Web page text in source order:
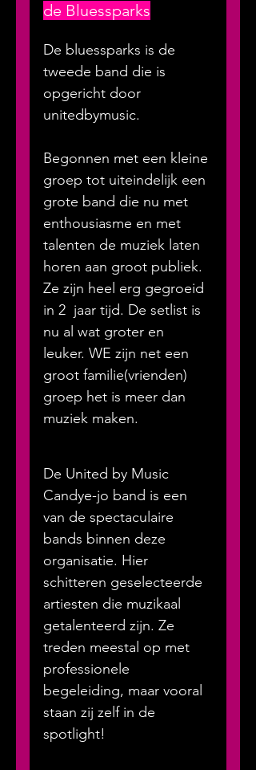
de Bluessparks
De bluessparks is de
tweede band die is
opgericht door
unitedbymusic.
Begonnen met een kleine
groep tot uiteindelijk een
grote band die nu met
enthousiasme en met
talenten de muziek laten
horen aan groot publiek.
Ze zijn heel erg gegroeid
in 2  jaar tijd. De setlist is
nu al wat groter en
leuker. WE zijn net een
groot familie(vrienden)
groep het is meer dan
muziek maken.
De United by Music
Candye-jo band is een
van de spectaculaire
bands binnen deze
organisatie. Hier
schitteren geselecteerde
artiesten die muzikaal
getalenteerd zijn. Ze
treden meestal op met
professionele
begeleiding, maar vooral
staan zij zelf in de
spotlight!